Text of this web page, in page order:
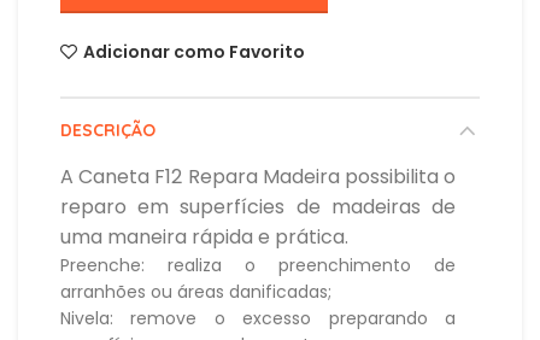
Adicionar como Favorito
DESCRIÇÃO
A Caneta F12 Repara Madeira possibilita o
reparo em superfícies de madeiras de
uma maneira rápida e prática.
Preenche: realiza o preenchimento de
arranhões ou áreas danificadas;
Nivela: remove o excesso preparando a